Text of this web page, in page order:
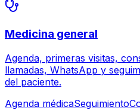
Medicina general
Agenda, primeras visitas,
llamadas, WhatsApp y
del paciente.
Agenda médicaSeguimiento